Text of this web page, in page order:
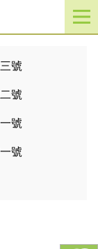
開
啟
號
號
號
號